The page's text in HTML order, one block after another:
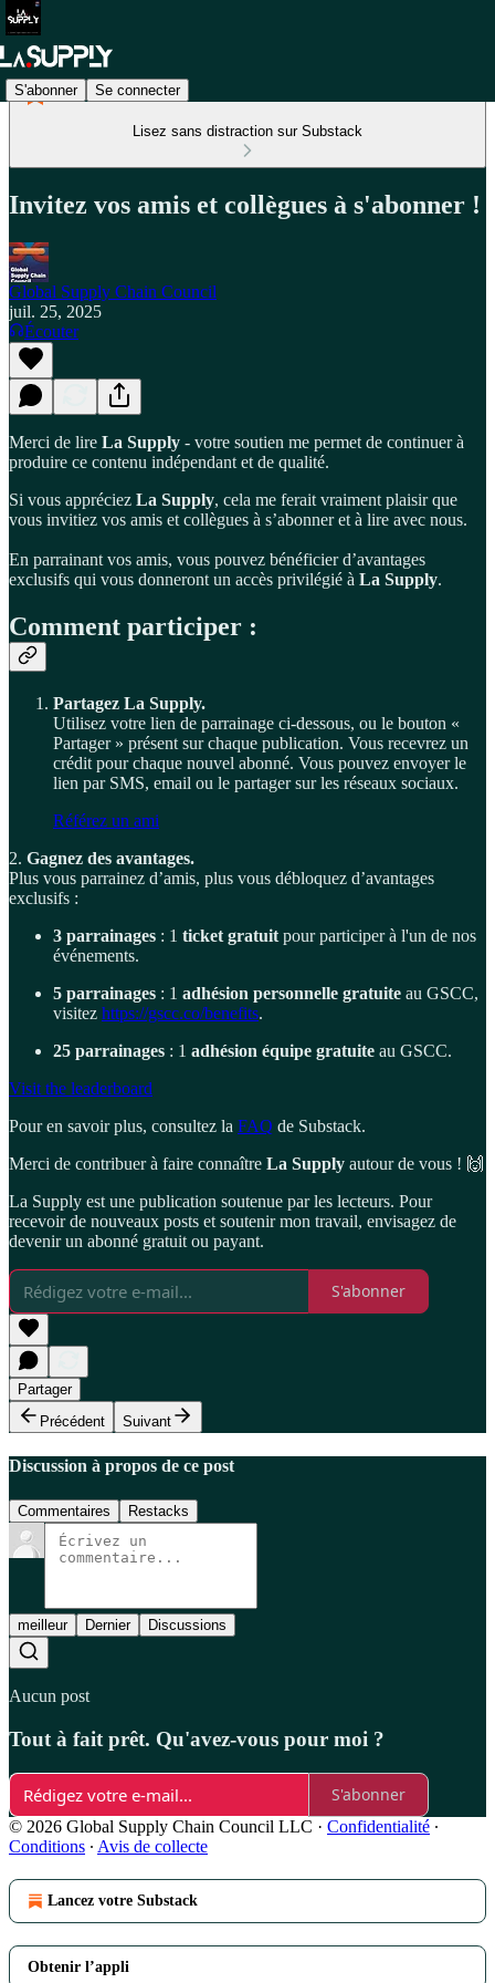
S'abonner Se connecter
Lisez sans distraction sur Substack
Invitez vos amis et collègues à s'abonner !
Global Supply Chain Council
juil. 25, 2025
Écouter
Merci de lire La Supply - votre soutien me permet de continuer à
produire ce contenu indépendant et de qualité.
Si vous appréciez La Supply, cela me ferait vraiment plaisir que
vous invitiez vos amis et collègues à s’abonner et à lire avec nous.
En parrainant vos amis, vous pouvez bénéficier d’avantages
exclusifs qui vous donneront un accès privilégié à La Supply.
Comment participer :
Partagez La Supply.
Utilisez votre lien de parrainage ci-dessous, ou le bouton «
Partager » présent sur chaque publication. Vous recevrez un
crédit pour chaque nouvel abonné. Vous pouvez envoyer le
lien par SMS, email ou le partager sur les réseaux sociaux.
Référez un ami
2. Gagnez des avantages.
Plus vous parrainez d’amis, plus vous débloquez d’avantages
exclusifs :
3 parrainages : 1 ticket gratuit pour participer à l'un de nos
événements.
5 parrainages : 1 adhésion personnelle gratuite au GSCC,
visitez https://gscc.co/benefits.
25 parrainages : 1 adhésion équipe gratuite au GSCC.
Visit the leaderboard
Pour en savoir plus, consultez la FAQ de Substack.
Merci de contribuer à faire connaître La Supply autour de vous ! 🙌
La Supply est une publication soutenue par les lecteurs. Pour
recevoir de nouveaux posts et soutenir mon travail, envisagez de
devenir un abonné gratuit ou payant.
S'abonner
Partager
Précédent
Suivant
Discussion à propos de ce post
Commentaires Restacks
meilleur Dernier Discussions
Aucun post
Tout à fait prêt. Qu'avez-vous pour moi ?
S'abonner
© 2026 Global Supply Chain Council LLC · Confidentialité ∙
Conditions ∙ Avis de collecte
Lancez votre Substack
Obtenir l’appli